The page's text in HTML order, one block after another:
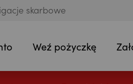
skarbowe
Weź pożyczkę